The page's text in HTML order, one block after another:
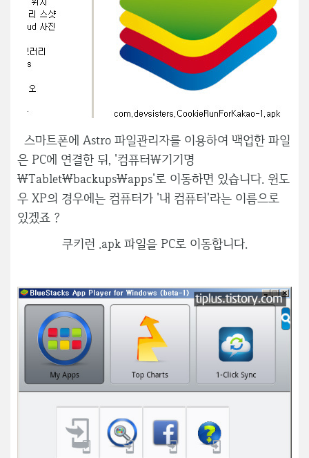
스마트폰에 Astro 파일관리자를 이용하여 백업한 파일
은 PC에 연결한 뒤, '컴퓨터\기기명
\Tablet\backups\apps'로 이동하면 있습니다. 윈도
우 XP의 경우에는 컴퓨터가 '내 컴퓨터'라는 이름으로
있겠죠 ?
쿠키런 .apk 파일을 PC로 이동합니다.